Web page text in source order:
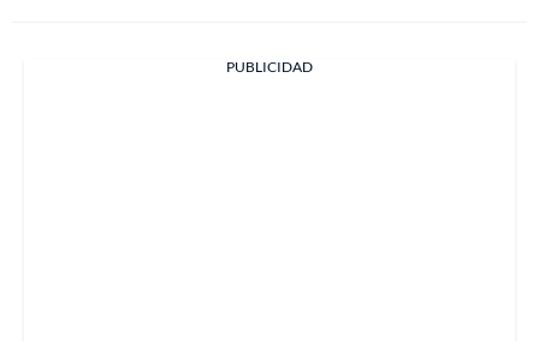
PUBLICIDAD